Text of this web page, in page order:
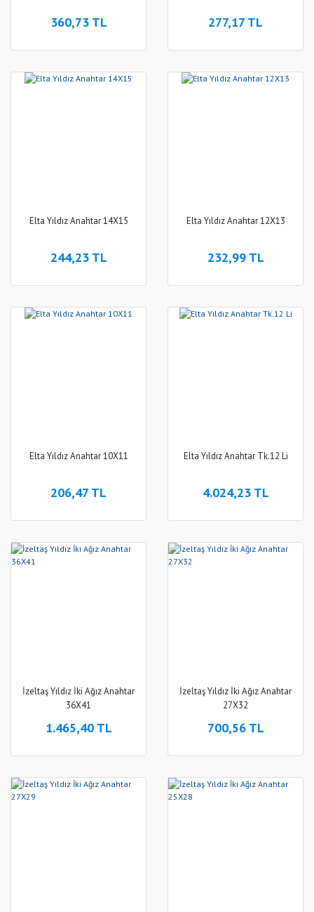
360,73 TL 277,17 TL
Elta Yıldız Anahtar 14X15
244,23 TL
Elta Yıldız Anahtar 12X13
232,99 TL
Elta Yıldız Anahtar 10X11
206,47 TL
Elta Yıldız Anahtar Tk.12 Li
4.024,23 TL
İzeltaş Yıldız İki Ağız Anahtar
36X41
1.465,40 TL
İzeltaş Yıldız İki Ağız Anahtar
27X32
700,56 TL